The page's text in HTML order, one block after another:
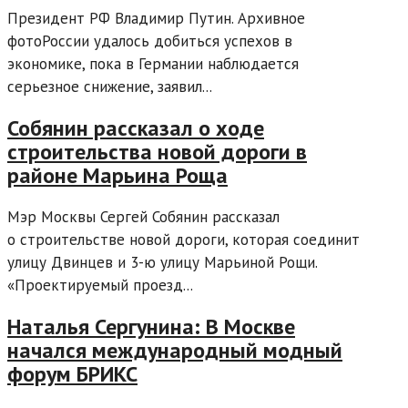
Президент РФ Владимир Путин. Архивное
фотоРоссии удалось добиться успехов в
экономике, пока в Германии наблюдается
серьезное снижение, заявил...
Собянин рассказал о ходе
строительства новой дороги в
районе Марьина Роща
Мэр Москвы Сергей Собянин рассказал
о строительстве новой дороги, которая соединит
улицу Двинцев и 3-ю улицу Марьиной Рощи.
«Проектируемый проезд...
Наталья Сергунина: В Москве
начался международный модный
форум БРИКС